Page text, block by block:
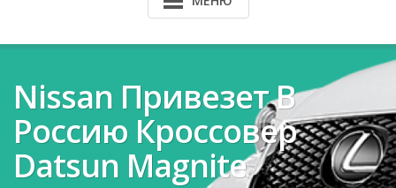
Nissan Привезет В
Россию Кроссовер
Datsun Magnite